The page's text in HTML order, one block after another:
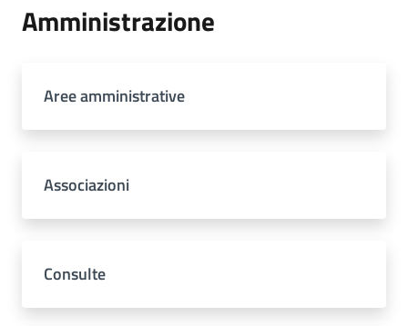
Amministrazione
Aree amministrative
Associazioni
Consulte